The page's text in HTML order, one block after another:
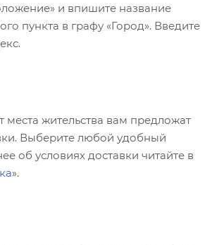
и впишите название
пункта в графу «Город». Введите
места жительства вам предложат
Выберите любой удобный
об условиях доставки читайте в
».